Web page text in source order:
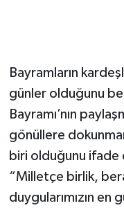
Bayramların
günler olduğunu
Bayramı’nın
gönüllere
biri olduğunu ifade
“Milletçe birlik,
duygularımızın en